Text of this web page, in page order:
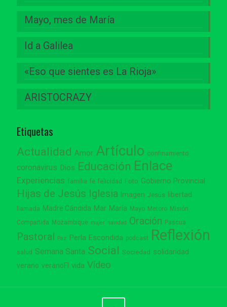
Mayo, mes de María
Id a Galilea
«Eso que sientes es La Rioja»
ARISTOCRAZY
Etiquetas
Actualidad Amor Artículo confinamiento
coronavirus Dios Educación Enlace
Experiencias familia fe felicidad Foto Gobierno Provincial
Hijas de Jesús Iglesia Imagen Jesús libertad
llamada Madre Cándida Mar María Mayo Metoro Misión
Compartida Mozambique mujer navidad Oración Pascua
Pastoral Paz Perla Escondida podcast Reflexión
salud Semana Santa Social Sociedad solidaridad
verano veranoFI vida Vídeo